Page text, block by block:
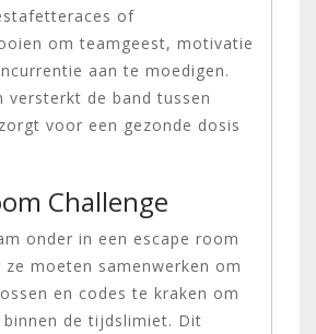
of
om teamgeest, motivatie
aan te moedigen.
versterkt de band tussen
voor een gezonde dosis
Challenge
onder in een escape room
moeten samenwerken om
en codes te kraken om
de tijdslimiet. Dit